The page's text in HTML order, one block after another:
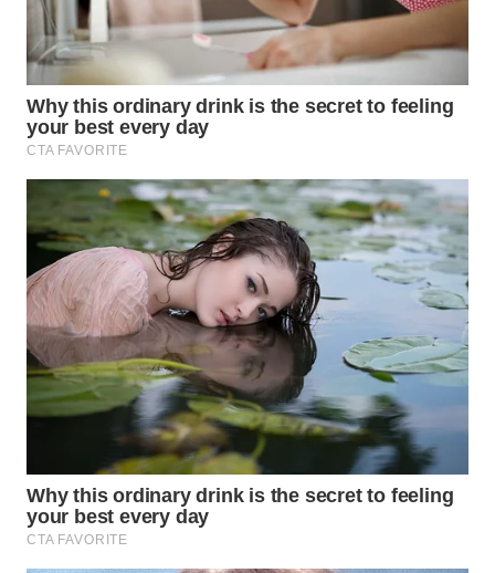
WN
TEBING
TINGGI
WN
PAKPAK
WN
KARAWANG
WN
BEKASI
WN
BOGOR
WN
DEPOK